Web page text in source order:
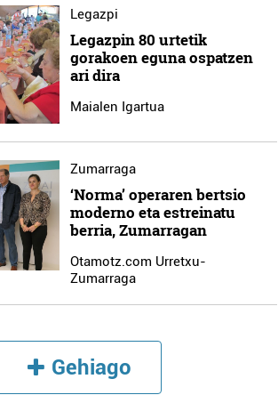
Legazpi
Legazpin 80 urtetik
gorakoen eguna ospatzen
ari dira
Maialen Igartua
Zumarraga
‘Norma’ operaren bertsio
moderno eta estreinatu
berria, Zumarragan
Otamotz.com Urretxu-
Zumarraga
Gehiago